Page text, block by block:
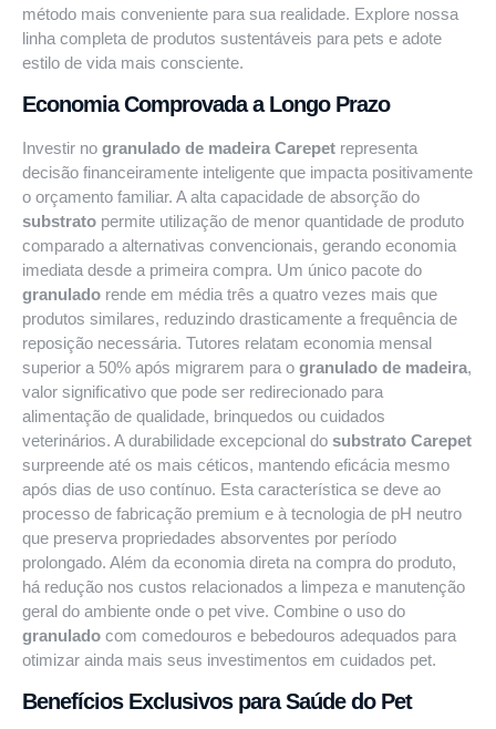
método mais conveniente para sua realidade. Explore nossa
linha completa de produtos sustentáveis para pets e adote
estilo de vida mais consciente.
Economia Comprovada a Longo Prazo
Investir no granulado de madeira Carepet representa
decisão financeiramente inteligente que impacta positivamente
o orçamento familiar. A alta capacidade de absorção do
substrato permite utilização de menor quantidade de produto
comparado a alternativas convencionais, gerando economia
imediata desde a primeira compra. Um único pacote do
granulado rende em média três a quatro vezes mais que
produtos similares, reduzindo drasticamente a frequência de
reposição necessária. Tutores relatam economia mensal
superior a 50% após migrarem para o granulado de madeira,
valor significativo que pode ser redirecionado para
alimentação de qualidade, brinquedos ou cuidados
veterinários. A durabilidade excepcional do substrato Carepet
surpreende até os mais céticos, mantendo eficácia mesmo
após dias de uso contínuo. Esta característica se deve ao
processo de fabricação premium e à tecnologia de pH neutro
que preserva propriedades absorventes por período
prolongado. Além da economia direta na compra do produto,
há redução nos custos relacionados a limpeza e manutenção
geral do ambiente onde o pet vive. Combine o uso do
granulado com comedouros e bebedouros adequados para
otimizar ainda mais seus investimentos em cuidados pet.
Benefícios Exclusivos para Saúde do Pet